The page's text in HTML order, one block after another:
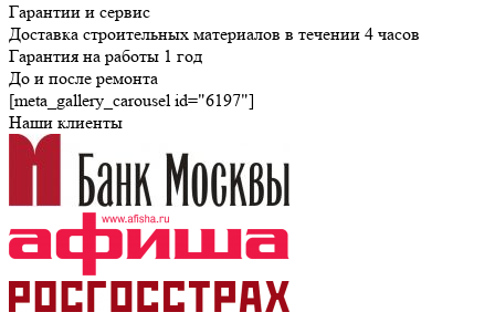
Гарантии и сервис
Доставка строительных материалов в течении 4 часов
Гарантия на работы 1 год
До и после ремонта
[meta_gallery_carousel id="6197"]
Наши клиенты